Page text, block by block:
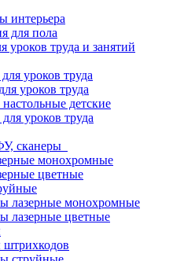
интерьера
для пола
уроков труда и занятий
уроков труда
уроков труда
детские
уроков труда
сканеры
монохромные
цветные
лазерные монохромные
лазерные цветные